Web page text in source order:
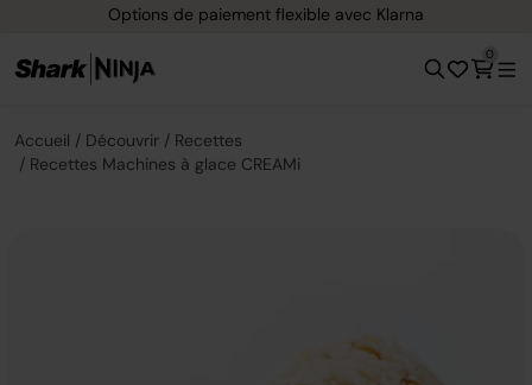
Options de paiement flexible avec Klarna
0
Accueil Découvrir
Recettes
Recettes Machines à glace CREAMi